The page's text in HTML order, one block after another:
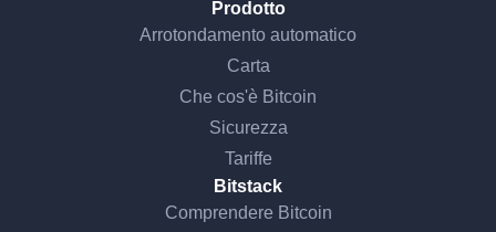
Prodotto
Arrotondamento automatico
Carta
Che cos'è Bitcoin
Sicurezza
Tariffe
Bitstack
Comprendere Bitcoin